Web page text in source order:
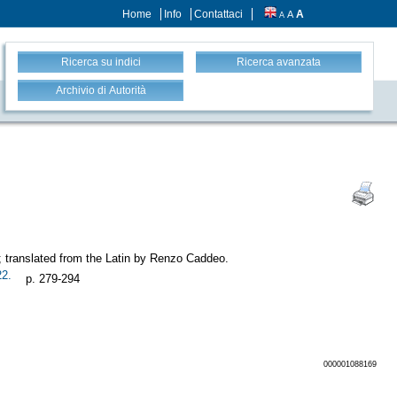
Home Info Contattaci A A A
Ricerca su indici Ricerca avanzata
Archivio di Autorità